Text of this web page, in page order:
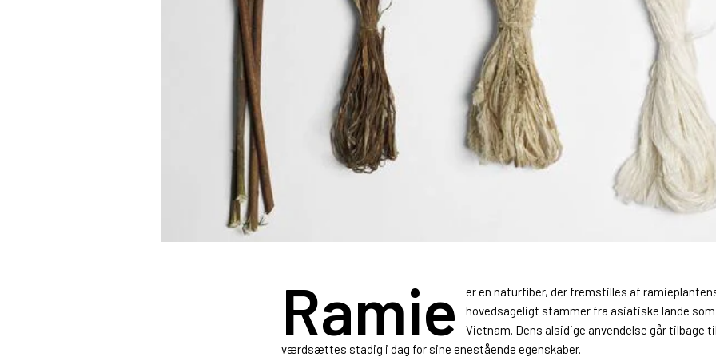
Ramie
er en naturfiber, der fremstilles af
hovedsageligt stammer fra asiatiske lande
Vietnam. Dens alsidige anvendelse går tilbage
værdsættes stadig i dag for sine enestående egenskaber.